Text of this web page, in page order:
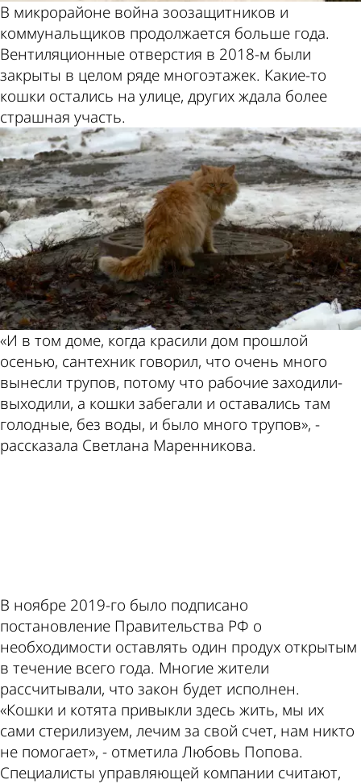
В микрорайоне война зоозащитников и
коммунальщиков продолжается больше года.
Вентиляционные отверстия в 2018-м были
закрыты в целом ряде многоэтажек. Какие-то
кошки остались на улице, других ждала более
страшная участь.
«И в том доме, когда красили дом прошлой
осенью, сантехник говорил, что очень много
вынесли трупов, потому что рабочие заходили-
выходили, а кошки забегали и оставались там
голодные, без воды, и было много трупов», -
рассказала Светлана Маренникова.
В ноябре 2019-го было подписано
постановление Правительства РФ о
необходимости оставлять один продух открытым
в течение всего года. Многие жители
рассчитывали, что закон будет исполнен.
«Кошки и котята привыкли здесь жить, мы их
сами стерилизуем, лечим за свой счет, нам никто
не помогает», - отметила Любовь Попова.
Специалисты управляющей компании считают,